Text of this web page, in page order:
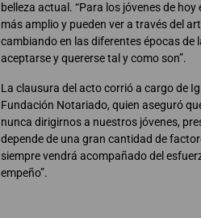
belleza actual. “Para los jóvenes de
más amplio y pueden ver a través del
cambiando en las diferentes épocas de
aceptarse y quererse tal y como son”.
La clausura del acto corrió a cargo de
Fundación Notariado, quien aseguró
nunca dirigirnos a nuestros jóvenes,
depende de una gran cantidad de
siempre vendrá acompañado del
empeño”.